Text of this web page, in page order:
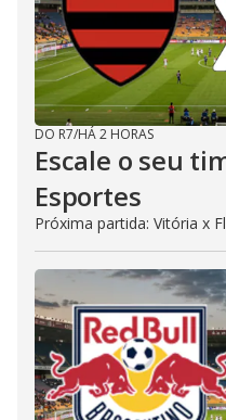
DO R7/HÁ 2 HORAS
Escale o seu
Esportes
Próxima partida: Vitória x